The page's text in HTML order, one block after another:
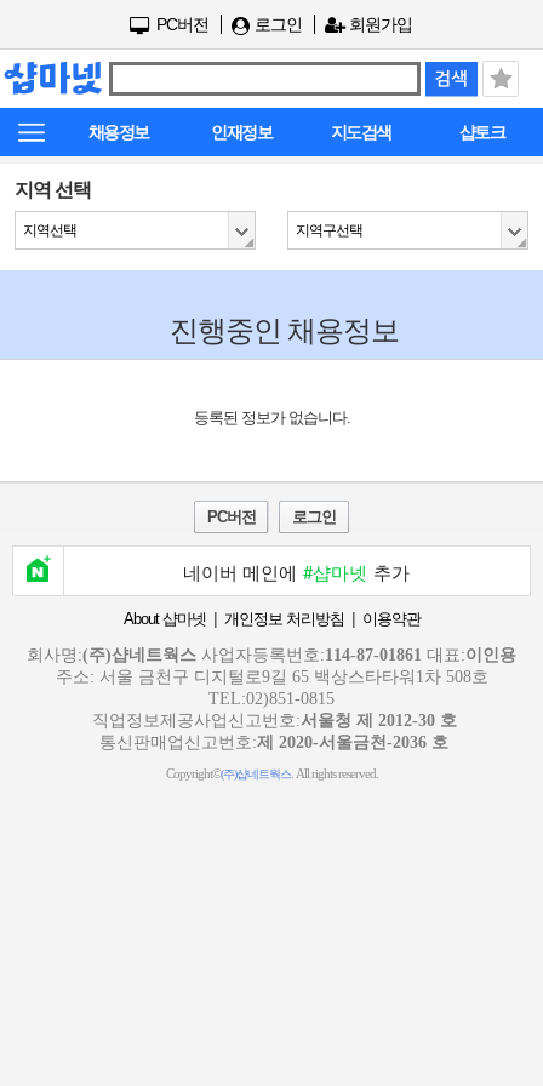
PC버전 로그인 회원가입
채용정보 인재정보 지도검색 샵토크
지역 선택
지역선택 지역구선택
진행중인 채용정보
등록된 정보가 없습니다.
PC버전 로그인
네이버 메인에 #샵마넷 추가
About 샵마넷 | 개인정보 처리방침 | 이용약관
회사명:(주)샵네트웍스 사업자등록번호:114-87-01861 대표:이인용
주소: 서울 금천구 디지털로9길 65 백상스타타워1차 508호
TEL:02)851-0815
직업정보제공사업신고번호:서울청 제 2012-30 호
통신판매업신고번호:제 2020-서울금천-2036 호
Copyright©(주)샵네트웍스. All rights reserved.